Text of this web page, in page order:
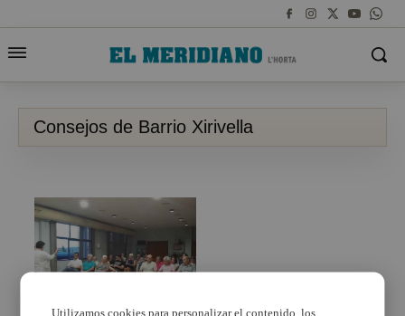
Consejos de Barrio Xirivella
Utilizamos cookies para personalizar el contenido, los